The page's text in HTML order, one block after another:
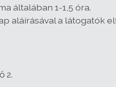
általában 1-1,5 óra.
aláírásával a látogatók
2.